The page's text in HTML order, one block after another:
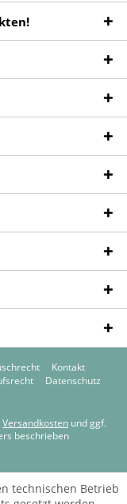
Kontakt
Datenschutz
Versandkosten und ggf.
beschrieben
technischen Betrieb